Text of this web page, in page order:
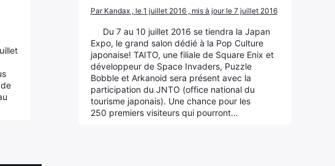
Par Kandax , le 1 juillet 2016 , mis à jour le 7 juillet 2016
Du 7 au 10 juillet 2016 se tiendra la Japan
Expo, le grand salon dédié à la Pop Culture
japonaise! TAITO, une filiale de Square Enix et
développeur de Space Invaders, Puzzle
Bobble et Arkanoid sera présent avec la
participation du JNTO (office national du
tourisme japonais). Une chance pour les
250 premiers visiteurs qui pourront…